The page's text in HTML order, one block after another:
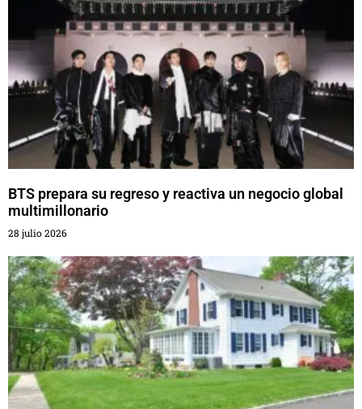
BTS prepara su regreso y reactiva un negocio global
multimillonario
28 julio 2026